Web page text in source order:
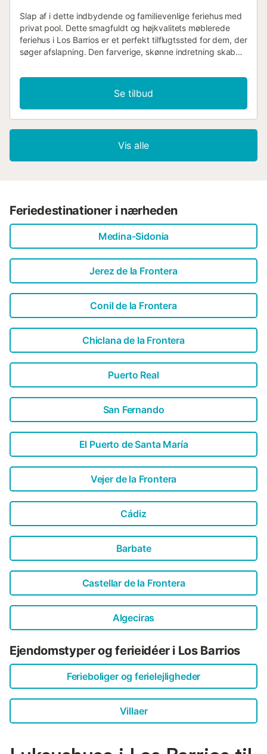
Slap af i dette indbydende og familievenlige feriehus med
privat pool. Dette smagfuldt og højkvalitets møblerede
feriehus i Los Barrios er et perfekt tilflugtssted for dem, der
søger afslapning. Den farverige, skønne indretning skaber
hygge. På de to etager finder I masser af plads til at føle
jer godt tilpas med familie eller venner. Den rummelige
veranda lægger op til afslappende timer i skyggen, mens
det indhegnede poolområde med solterrasse er det ideelle
udflugtsmuligheder: besøg de nærliggende strande på
Costa de la Luz eller den livlige by Algeciras.
drejer sig om vandreture, vandsport eller en afslappet
Se tilbud
Vis alle
Feriedestinationer i nærheden
Medina-Sidonia
Jerez de la Frontera
Conil de la Frontera
Chiclana de la Frontera
Puerto Real
San Fernando
El Puerto de Santa María
Vejer de la Frontera
Cádiz
Barbate
Castellar de la Frontera
Algeciras
Ejendomstyper og ferieidéer i Los Barrios
Ferieboliger og ferielejligheder
Villaer